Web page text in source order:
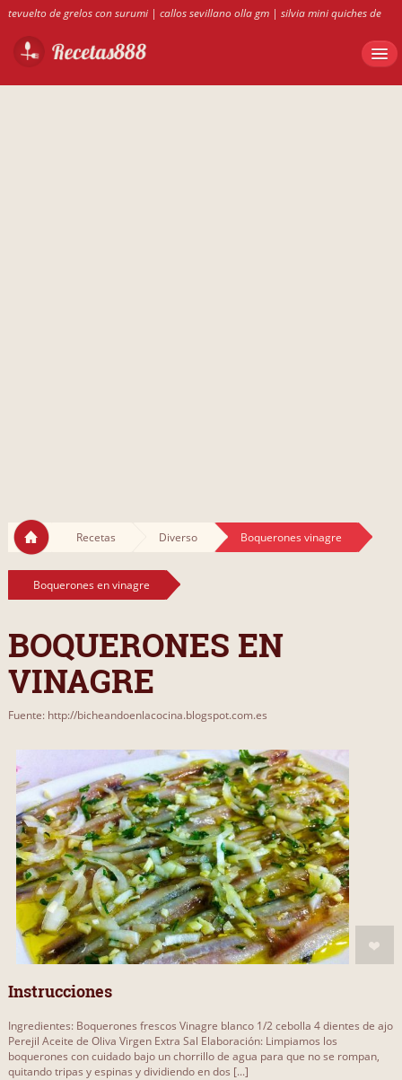
tevuelto de grelos con surumi| callos sevillano olla gm| silvia mini quiches de
atun dukan
pepechup en thermomix
roscos de
Recetas Diverso Boquerones vinagre
Boquerones en vinagre
BOQUERONES EN
VINAGRE
Fuente: http://bicheandoenlacocina.blogspot.com.es
Instrucciones
Ingredientes: Boquerones frescos Vinagre blanco 1/2 cebolla 4 dientes de ajo
Perejil Aceite de Oliva Virgen Extra Sal Elaboración: Limpiamos los
boquerones con cuidado bajo un chorrillo de agua para que no se rompan,
quitando tripas y espinas y dividiendo en dos [...]